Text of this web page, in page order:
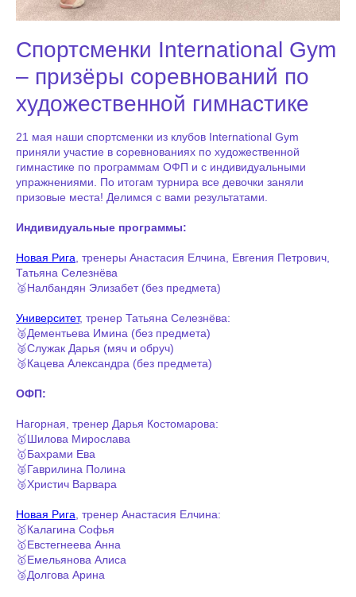
Спортсменки International Gym
– призёры соревнований по
художественной гимнастике
21 мая наши спортсменки из клубов International Gym
приняли участие в соревнованиях по художественной
гимнастике по программам ОФП и с индивидуальными
упражнениями. По итогам турнира все девочки заняли
призовые места! Делимся с вами результатами.
Индивидуальные программы:
Новая Рига , тренеры Анастасия Елчина, Евгения Петрович,
Татьяна Селезнёва
🥈Налбандян Элизабет (без предмета)
Университет, тренер Татьяна Селезнёва:
🥈Дементьева Имина (без предмета)
🥈Служак Дарья (мяч и обруч)
🥉Кацева Александра (без предмета)
ОФП:
Нагорная, тренер Дарья Костомарова:
🥇Шилова Мирослава
🥇Бахрами Ева
🥈Гаврилина Полина
🥉Христич Варвара
Новая Рига , тренер Анастасия Елчина:
🥇Калагина Софья
🥇Евстегнеева Анна
🥇Емельянова Алиса
🥉Долгова Арина